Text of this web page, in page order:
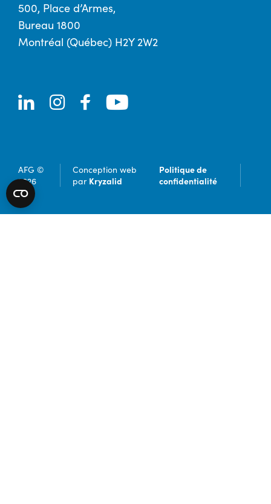
500, Place d’Armes,
Bureau 1800
Montréal (Québec) H2Y 2W2
AFG ©
2026
Conception web
par Kryzalid
Politique de
confidentialité